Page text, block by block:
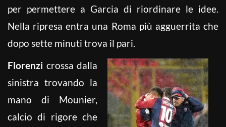
per permettere a Garcia di riordinare le idee.
Nella ripresa entra una Roma più agguerrita che
dopo sette minuti trova il pari.
Florenzi crossa dalla
sinistra trovando la
mano di Mounier,
calcio di rigore che